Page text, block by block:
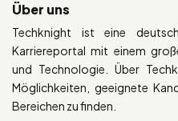
Über uns
Techknight ist eine
Karriereportal mit einem
und Technologie. Über
Möglichkeiten, geeignete
Bereichen zu finden.